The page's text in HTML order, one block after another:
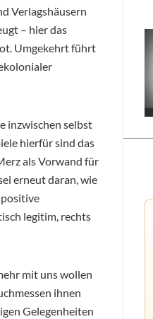
Verlagshäusern
– hier das
Umgekehrt führt
inzwischen selbst
hierfür sind das
als Vorwand für
erneut daran, wie
legitim, rechts
mit uns wollen
ihnen
Gelegenheiten